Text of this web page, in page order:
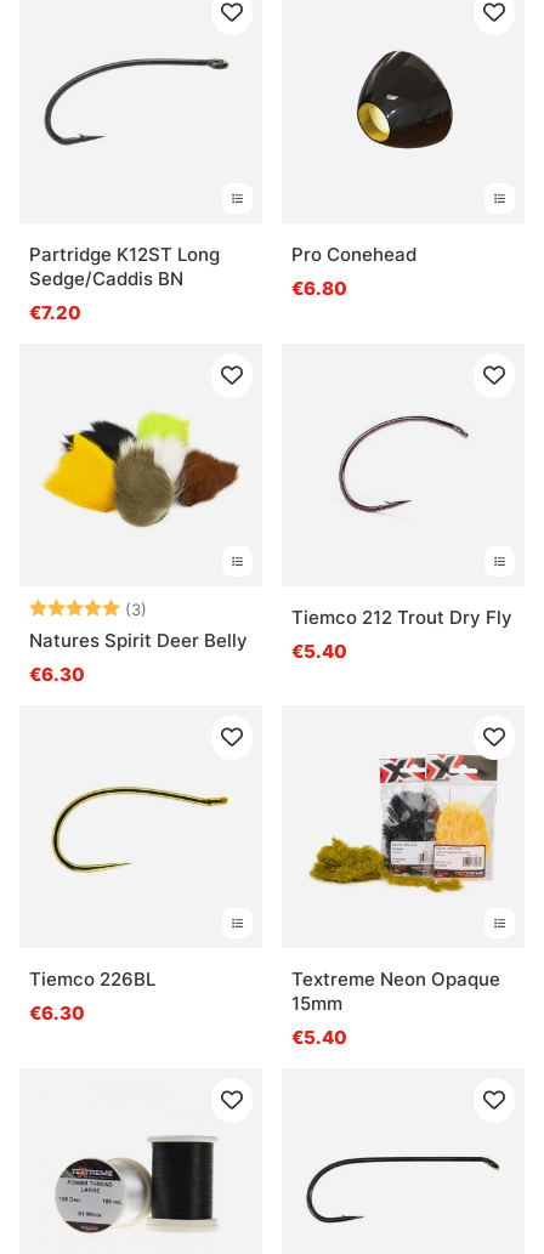
Partridge K12ST Long
Sedge/Caddis BN
€7.20
Pro Conehead
€6.80
Beoordeling:
(3)
Natures Spirit Deer Belly
€6.30
Tiemco 212 Trout Dry Fly
€5.40
Tiemco 226BL
€6.30
Textreme Neon Opaque
15mm
€5.40